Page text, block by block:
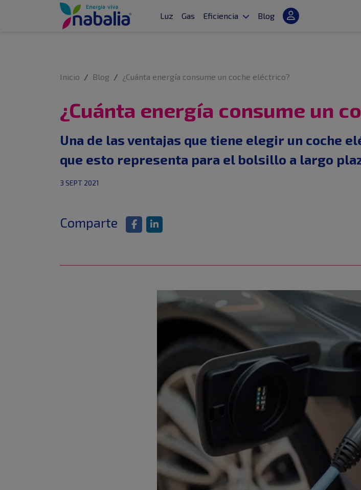
Luz Gas Eficiencia Blog
Inicio Blog ¿Cuánta energía consume un coche eléctrico?
¿Cuánta energía consume un
Una de las ventajas que tiene elegir un coche
que esto representa para el bolsillo a largo
3 SEPT 2021
Comparte